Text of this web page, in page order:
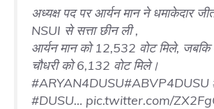
अध्यक्ष पद पर आर्यन मान ने धमाकेदार
NSUI से सत्ता छीन ली ,
आर्यन मान को 12,532 वोट मिले, जबकि
चौधरी को 6,132 वोट मिले।
#ARYAN4DUSU#ABVP4DUSU
#DUSU… pic.twitter.com/